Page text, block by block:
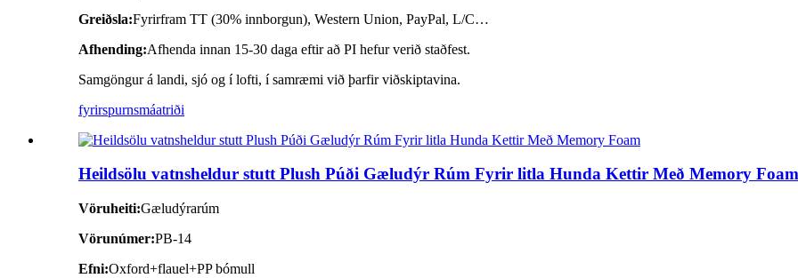
Greiðsla:Fyrirfram TT (30% innborgun), Western Union, PayPal, L/C…
Afhending:Afhenda innan 15-30 daga eftir að PI hefur verið staðfest.
Samgöngur á landi, sjó og í lofti, í samræmi við þarfir viðskiptavina.
fyrirspurnsmáatriði
Heildsölu vatnsheldur stutt Plush Púði Gæludýr Rúm Fyrir litla Hunda Kettir Með Memory Foam
Vöruheiti:Gæludýrarúm
Vörunúmer:PB-14
Efni:Oxford+flauel+PP bómull